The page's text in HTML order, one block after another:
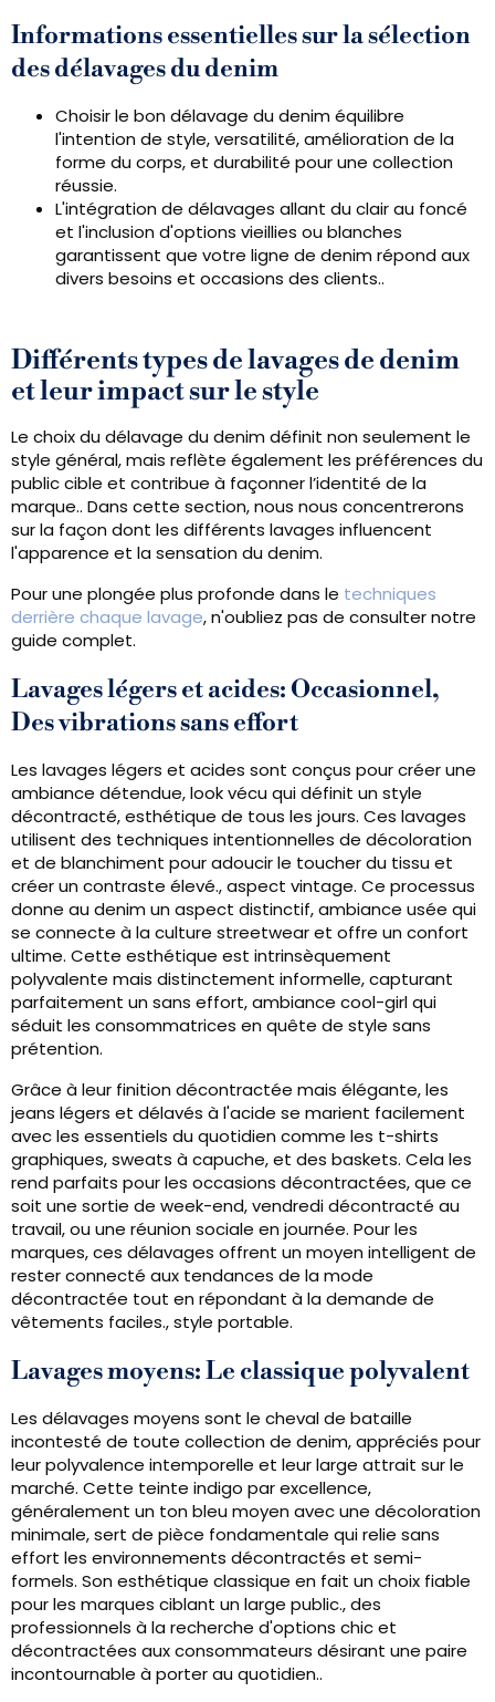
Informations essentielles sur la sélection
des délavages du denim
Choisir le bon délavage du denim équilibre
l'intention de style, versatilité, amélioration de la
forme du corps, et durabilité pour une collection
réussie.
L'intégration de délavages allant du clair au foncé
et l'inclusion d'options vieillies ou blanches
garantissent que votre ligne de denim répond aux
divers besoins et occasions des clients..
Différents types de lavages de denim
et leur impact sur le style
Le choix du délavage du denim définit non seulement le
style général, mais reflète également les préférences du
public cible et contribue à façonner l’identité de la
marque.. Dans cette section, nous nous concentrerons
sur la façon dont les différents lavages influencent
l'apparence et la sensation du denim.
Pour une plongée plus profonde dans le techniques
derrière chaque lavage, n'oubliez pas de consulter notre
guide complet.
Lavages légers et acides: Occasionnel,
Des vibrations sans effort
Les lavages légers et acides sont conçus pour créer une
ambiance détendue, look vécu qui définit un style
décontracté, esthétique de tous les jours. Ces lavages
utilisent des techniques intentionnelles de décoloration
et de blanchiment pour adoucir le toucher du tissu et
créer un contraste élevé., aspect vintage. Ce processus
donne au denim un aspect distinctif, ambiance usée qui
se connecte à la culture streetwear et offre un confort
ultime. Cette esthétique est intrinsèquement
polyvalente mais distinctement informelle, capturant
parfaitement un sans effort, ambiance cool-girl qui
séduit les consommatrices en quête de style sans
prétention.
Grâce à leur finition décontractée mais élégante, les
jeans légers et délavés à l'acide se marient facilement
avec les essentiels du quotidien comme les t-shirts
graphiques, sweats à capuche, et des baskets. Cela les
rend parfaits pour les occasions décontractées, que ce
soit une sortie de week-end, vendredi décontracté au
travail, ou une réunion sociale en journée. Pour les
marques, ces délavages offrent un moyen intelligent de
rester connecté aux tendances de la mode
décontractée tout en répondant à la demande de
vêtements faciles., style portable.
Lavages moyens: Le classique polyvalent
Les délavages moyens sont le cheval de bataille
incontesté de toute collection de denim, appréciés pour
leur polyvalence intemporelle et leur large attrait sur le
marché. Cette teinte indigo par excellence,
généralement un ton bleu moyen avec une décoloration
minimale, sert de pièce fondamentale qui relie sans
effort les environnements décontractés et semi-
formels. Son esthétique classique en fait un choix fiable
pour les marques ciblant un large public., des
professionnels à la recherche d'options chic et
décontractées aux consommateurs désirant une paire
incontournable à porter au quotidien..